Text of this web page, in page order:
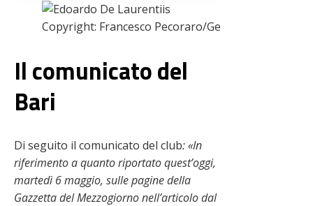
Copyright: Francesco Pecoraro/Getty Images – Via
Il comunicato del
Bari
Di seguito il comunicato del club: «In
riferimento a quanto riportato quest’oggi,
martedì 6 maggio, sulle pagine della
Gazzetta del Mezzogiorno nell’articolo dal